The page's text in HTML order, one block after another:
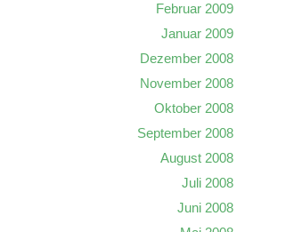
Februar 2009
Januar 2009
Dezember 2008
November 2008
Oktober 2008
September 2008
August 2008
Juli 2008
Juni 2008